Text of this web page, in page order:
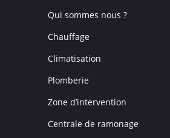
Qui sommes nous ?
Chauffage
Climatisation
Plomberie
Zone d’intervention
Centrale de ramonage